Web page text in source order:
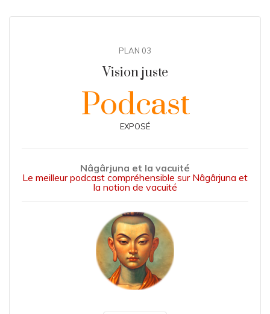
PLAN 03
Vision juste
Podcast
EXPOSÉ
Nâgârjuna et la vacuité
Le meilleur podcast compréhensible sur Nâgârjuna et
la notion de vacuité